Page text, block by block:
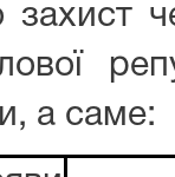
а саме: